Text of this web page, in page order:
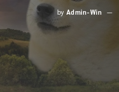
by Admin-Win